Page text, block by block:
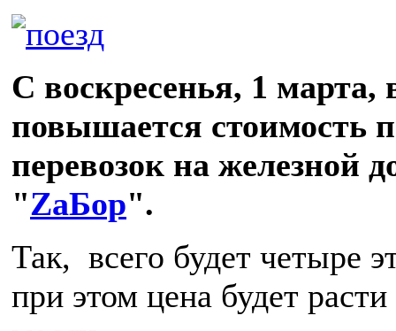
С воскресенья, 1 марта,
повышается стоимость
перевозок на железной
"ZаБор".
Так, всего будет четыре
при этом цена будет